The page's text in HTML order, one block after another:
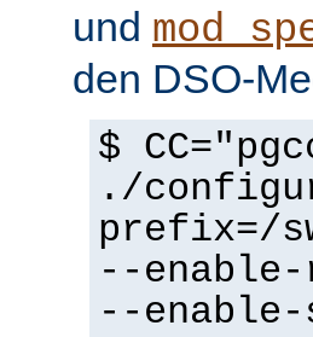
und
den DSO-
$
./
prefix=/
--
--enable-